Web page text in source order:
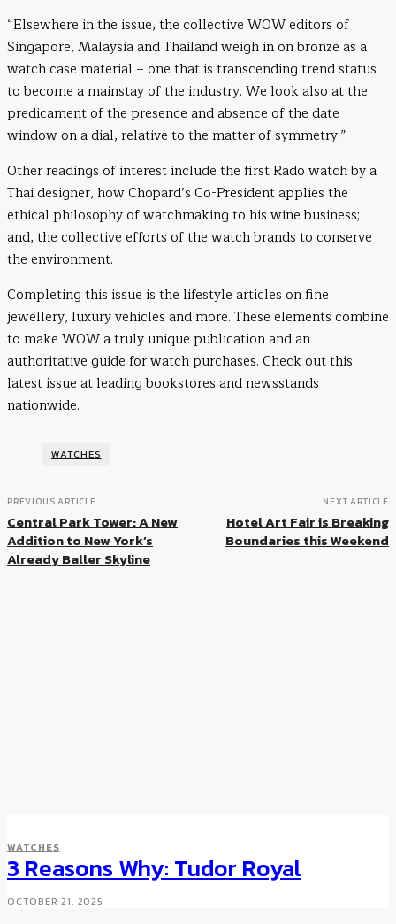
“Elsewhere in the issue, the collective WOW editors of
Singapore, Malaysia and Thailand weigh in on bronze as a
watch case material – one that is transcending trend status
to become a mainstay of the industry. We look also at the
predicament of the presence and absence of the date
window on a dial, relative to the matter of symmetry.”
Other readings of interest include the first Rado watch by a
Thai designer, how Chopard’s Co-President applies the
ethical philosophy of watchmaking to his wine business;
and, the collective efforts of the watch brands to conserve
the environment.
Completing this issue is the lifestyle articles on fine
jewellery, luxury vehicles and more. These elements combine
to make WOW a truly unique publication and an
authoritative guide for watch purchases. Check out this
latest issue at leading bookstores and newsstands
nationwide.
WATCHES
PREVIOUS ARTICLE
Central Park Tower: A New
Addition to New York’s
Already Baller Skyline
NEXT ARTICLE
Hotel Art Fair is Breaking
Boundaries this Weekend
WATCHES
3 Reasons Why: Tudor Royal
OCTOBER 21, 2025